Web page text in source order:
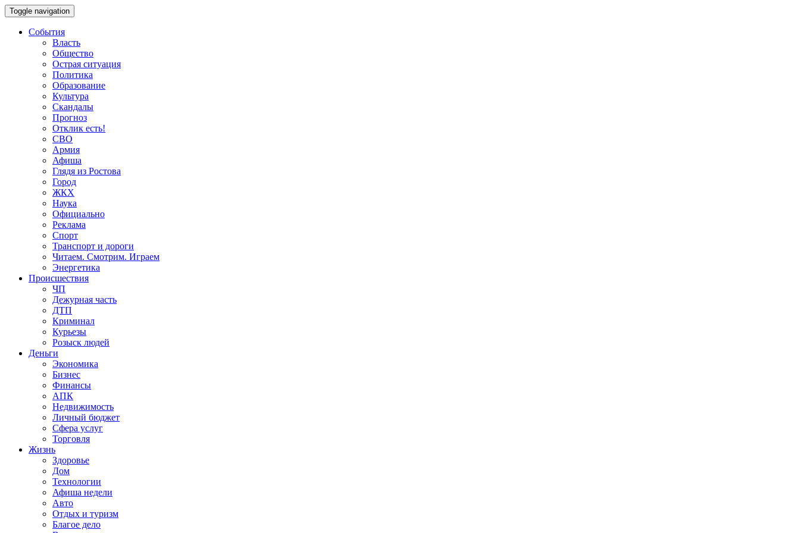
Toggle navigation
События
Власть
Общество
Острая ситуация
Политика
Образование
Культура
Скандалы
Прогноз
Отклик есть!
СВО
Армия
Афиша
Глядя из Ростова
Город
ЖКХ
Наука
Официально
Реклама
Спорт
Транспорт и дороги
Читаем. Смотрим. Играем
Энергетика
Происшествия
ЧП
Дежурная часть
ДТП
Криминал
Курьезы
Розыск людей
Деньги
Экономика
Бизнес
Финансы
АПК
Недвижимость
Личный бюджет
Сфера услуг
Торговля
Жизнь
Здоровье
Дом
Технологии
Афиша недели
Авто
Отдых и туризм
Благое дело